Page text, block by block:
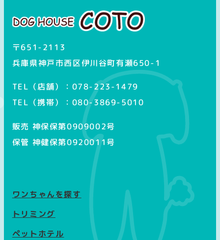
ム
〒651-2113
兵庫県神戸市西区伊川谷町有瀬650-1
TEL（店舗）：078-223-1479
TEL（携帯）：080-3869-5010
販売 神保保第0909002号
保管 神健保第0920011号
ワンちゃんを探す
トリミング
ペットホテル